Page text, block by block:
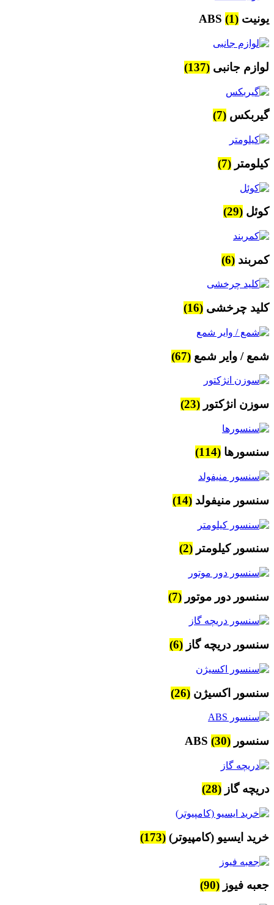
یونیت ABS (1)
لوازم جانبی (137)
گیربکس (7)
کیلومتر (7)
کوئل (29)
کمربند (6)
کلید چرخشی (16)
شمع / وایر شمع (67)
سوزن انژکتور (23)
سنسورها (114)
سنسور منیفولد (14)
سنسور کیلومتر (2)
سنسور دور موتور (7)
سنسور دریچه گاز (6)
سنسور اکسیژن (26)
سنسور ABS (30)
دریچه گاز (28)
خرید ایسیو (کامپیوتر) (173)
جعبه فیوز (90)